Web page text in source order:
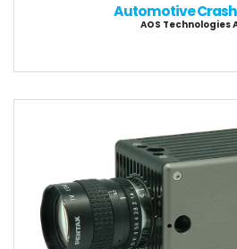
Automotive
AOS Technologies